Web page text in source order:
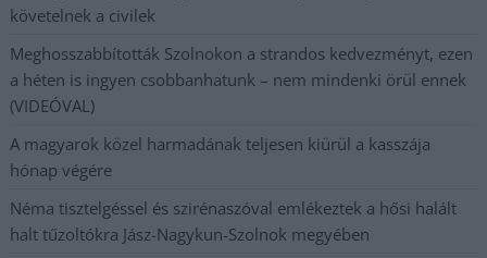
követelnek a civilek
Meghosszabbították Szolnokon a strandos kedvezményt, ezen
a héten is ingyen csobbanhatunk – nem mindenki örül ennek
(VIDEÓVAL)
A magyarok közel harmadának teljesen kiürül a kasszája
hónap végére
Néma tisztelgéssel és szirénaszóval emlékeztek a hősi halált
halt tűzoltókra Jász-Nagykun-Szolnok megyében